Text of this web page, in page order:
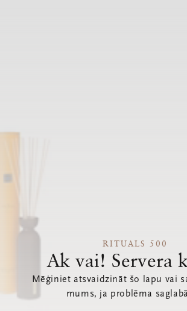
RITUALS 500
Ak vai! Servera
Mēģiniet atsvaidzināt šo lapu vai
mums, ja problēma